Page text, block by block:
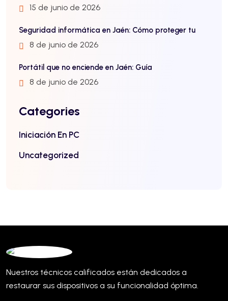
15 de junio de 2026
Seguridad informática en Jaén: Cómo proteger tu
8 de junio de 2026
Portátil que no enciende en Jaén: Guía
8 de junio de 2026
Categories
Iniciación En PC
Uncategorized
Nuestros técnicos calificados están dedicados a
restaurar sus dispositivos a su funcionalidad óptima.